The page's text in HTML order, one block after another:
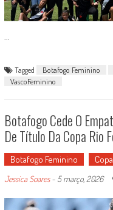
...
Tagged Botafogo Feminino
VascoFeminino
Botafogo Cede O
De Título Da Copa Rio
Botafogo Feminino
Jessica Soares- 5 março, 2026